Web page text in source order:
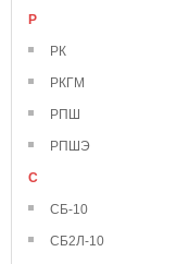
Р
РК
РКГМ
РПШ
РПШЭ
С
СБ-10
СБ2Л-10